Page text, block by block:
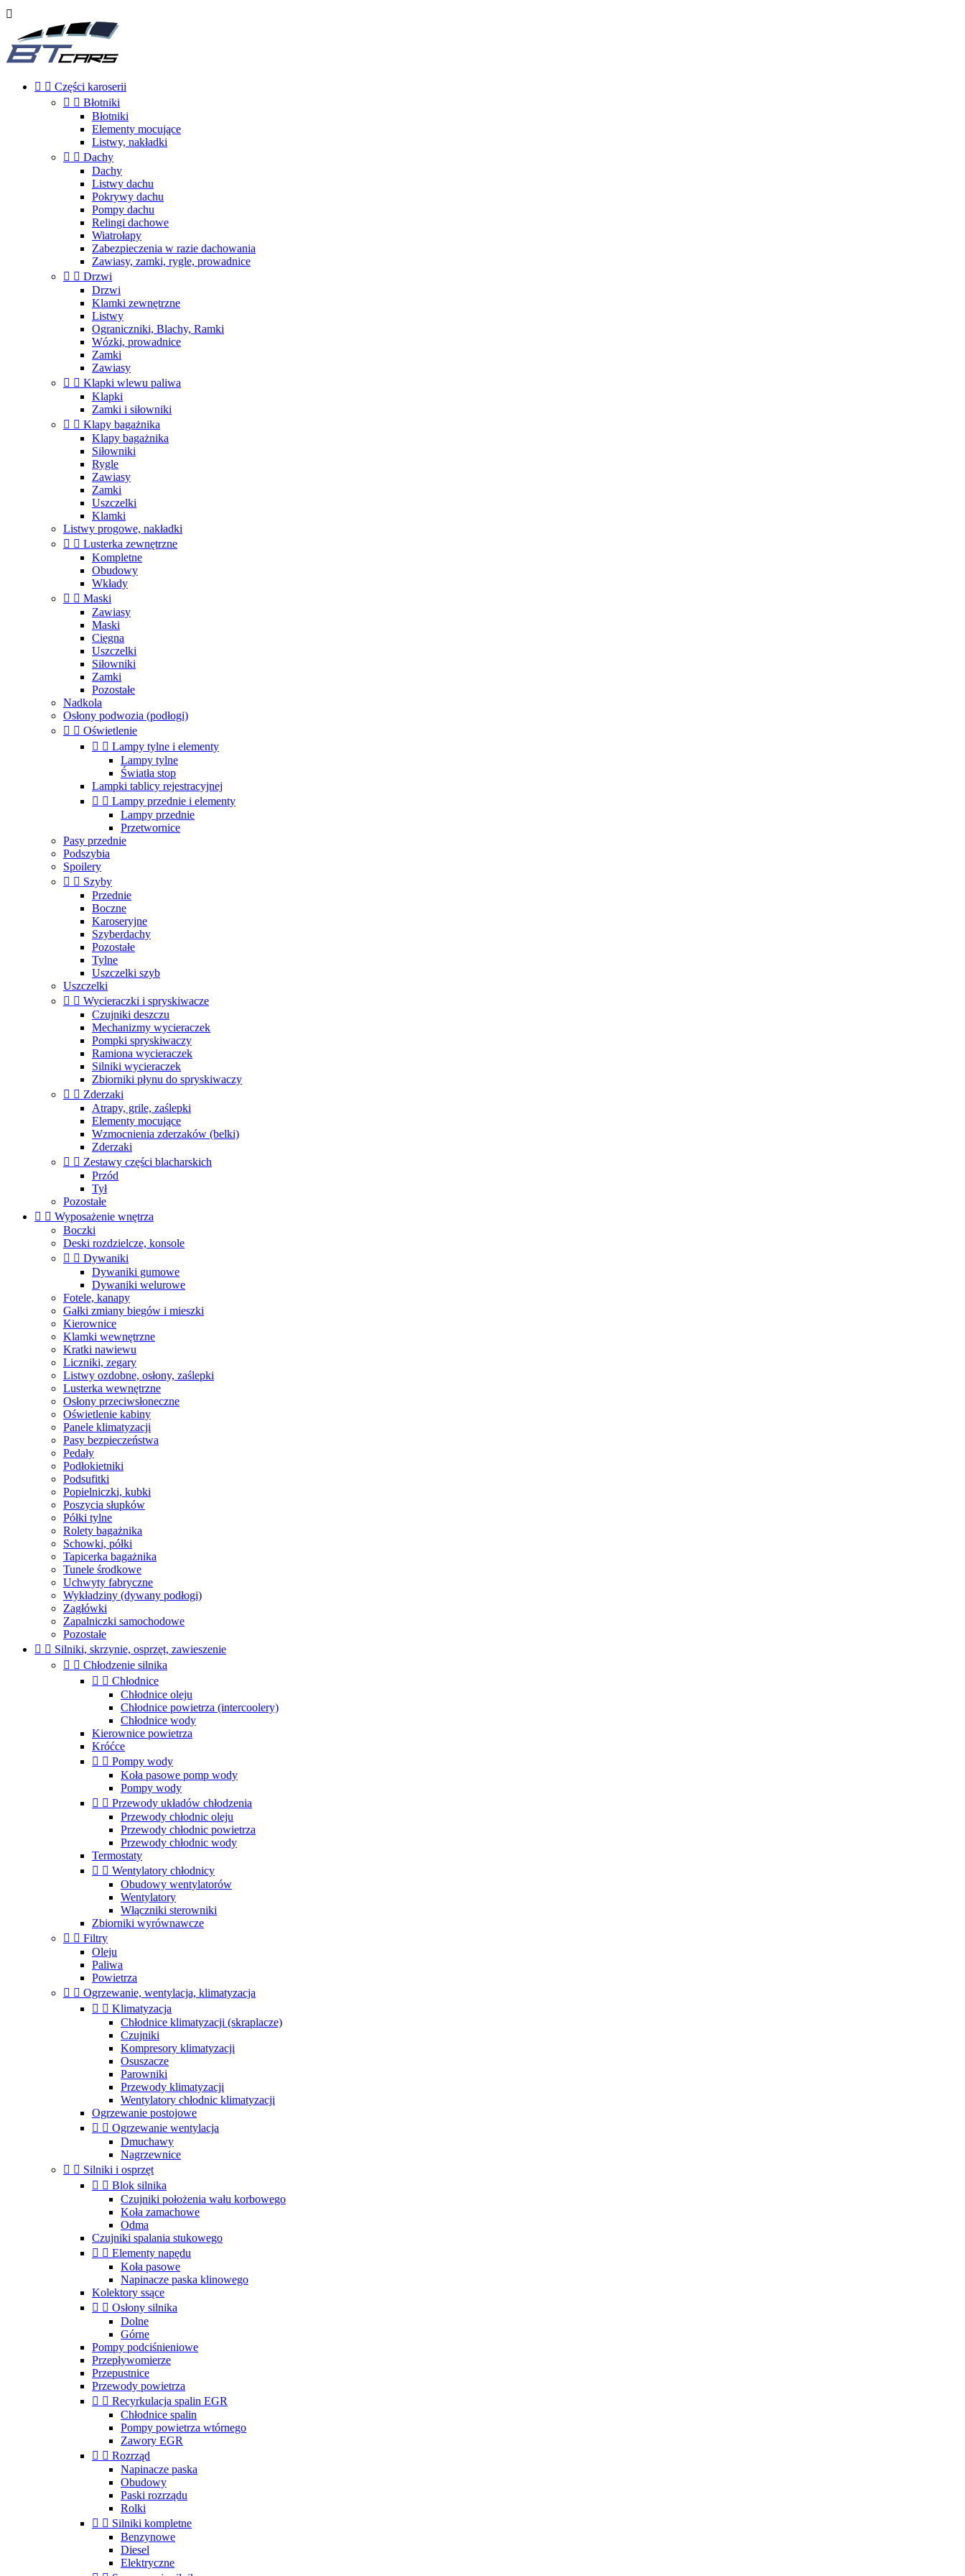

  Części karoserii
  Błotniki
Błotniki
Elementy mocujące
Listwy, nakładki
  Dachy
Dachy
Listwy dachu
Pokrywy dachu
Pompy dachu
Relingi dachowe
Wiatrołapy
Zabezpieczenia w razie dachowania
Zawiasy, zamki, rygle, prowadnice
  Drzwi
Drzwi
Klamki zewnętrzne
Listwy
Ograniczniki, Blachy, Ramki
Wózki, prowadnice
Zamki
Zawiasy
  Klapki wlewu paliwa
Klapki
Zamki i siłowniki
  Klapy bagażnika
Klapy bagażnika
Siłowniki
Rygle
Zawiasy
Zamki
Uszczelki
Klamki
Listwy progowe, nakładki
  Lusterka zewnętrzne
Kompletne
Obudowy
Wkłady
  Maski
Zawiasy
Maski
Cięgna
Uszczelki
Siłowniki
Zamki
Pozostałe
Nadkola
Osłony podwozia (podłogi)
  Oświetlenie
  Lampy tylne i elementy
Lampy tylne
Światła stop
Lampki tablicy rejestracyjnej
  Lampy przednie i elementy
Lampy przednie
Przetwornice
Pasy przednie
Podszybia
Spoilery
  Szyby
Przednie
Boczne
Karoseryjne
Szyberdachy
Pozostałe
Tylne
Uszczelki szyb
Uszczelki
  Wycieraczki i spryskiwacze
Czujniki deszczu
Mechanizmy wycieraczek
Pompki spryskiwaczy
Ramiona wycieraczek
Silniki wycieraczek
Zbiorniki płynu do spryskiwaczy
  Zderzaki
Atrapy, grile, zaślepki
Elementy mocujące
Wzmocnienia zderzaków (belki)
Zderzaki
  Zestawy części blacharskich
Przód
Tył
Pozostałe
  Wyposażenie wnętrza
Boczki
Deski rozdzielcze, konsole
  Dywaniki
Dywaniki gumowe
Dywaniki welurowe
Fotele, kanapy
Gałki zmiany biegów i mieszki
Kierownice
Klamki wewnętrzne
Kratki nawiewu
Liczniki, zegary
Listwy ozdobne, osłony, zaślepki
Lusterka wewnętrzne
Osłony przeciwsłoneczne
Oświetlenie kabiny
Panele klimatyzacji
Pasy bezpieczeństwa
Pedały
Podłokietniki
Podsufitki
Popielniczki, kubki
Poszycia słupków
Półki tylne
Rolety bagażnika
Schowki, półki
Tapicerka bagażnika
Tunele środkowe
Uchwyty fabryczne
Wykładziny (dywany podłogi)
Zagłówki
Zapalniczki samochodowe
Pozostałe
  Silniki, skrzynie, osprzęt, zawieszenie
  Chłodzenie silnika
  Chłodnice
Chłodnice oleju
Chłodnice powietrza (intercoolery)
Chłodnice wody
Kierownice powietrza
Króćce
  Pompy wody
Koła pasowe pomp wody
Pompy wody
  Przewody układów chłodzenia
Przewody chłodnic oleju
Przewody chłodnic powietrza
Przewody chłodnic wody
Termostaty
  Wentylatory chłodnicy
Obudowy wentylatorów
Wentylatory
Włączniki sterowniki
Zbiorniki wyrównawcze
  Filtry
Oleju
Paliwa
Powietrza
  Ogrzewanie, wentylacja, klimatyzacja
  Klimatyzacja
Chłodnice klimatyzacji (skraplacze)
Czujniki
Kompresory klimatyzacji
Osuszacze
Parowniki
Przewody klimatyzacji
Wentylatory chłodnic klimatyzacji
Ogrzewanie postojowe
  Ogrzewanie wentylacja
Dmuchawy
Nagrzewnice
  Silniki i osprzęt
  Blok silnika
Czujniki położenia wału korbowego
Koła zamachowe
Odma
Czujniki spalania stukowego
  Elementy napędu
Koła pasowe
Napinacze paska klinowego
Kolektory ssące
  Osłony silnika
Dolne
Górne
Pompy podciśnieniowe
Przepływomierze
Przepustnice
Przewody powietrza
  Recyrkulacja spalin EGR
Chłodnice spalin
Pompy powietrza wtórnego
Zawory EGR
  Rozrząd
Napinacze paska
Obudowy
Paski rozrządu
Rolki
  Silniki kompletne
Benzynowe
Diesel
Elektryczne